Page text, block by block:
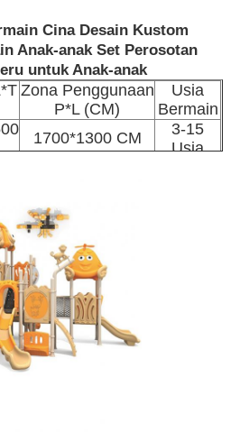
Cina Desain Kustom
Anak-anak Set Perosotan
untuk Anak-anak
Zona Penggunaan
P*L (CM)
Usia
Bermain
1700*1300 CM
3-15
Usia